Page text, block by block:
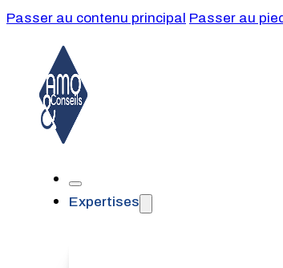
Passer au contenu principal Passer au
Expertises